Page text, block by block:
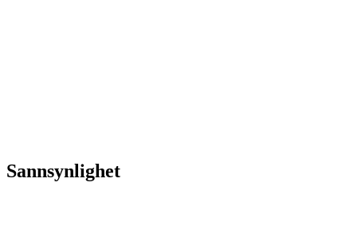
Sannsynlighet